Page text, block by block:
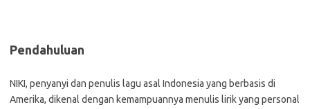
Pendahuluan
NIKI, penyanyi dan penulis lagu asal Indonesia yang berbasis di
Amerika, dikenal dengan kemampuannya menulis lirik yang personal